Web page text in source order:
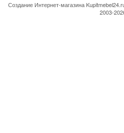
Создание Интернет-магазина
2003-